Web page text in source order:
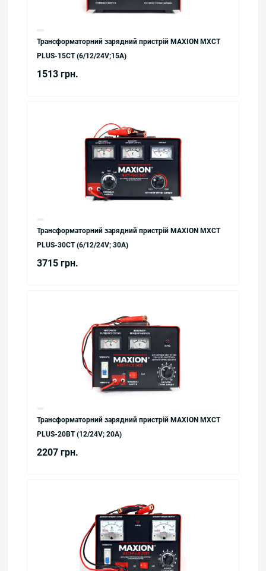
Трансформаторний зарядний пристрій MAXION MXCT
PLUS-15СT (6/12/24V;15A)
1513 грн.
Трансформаторний зарядний пристрій MAXION MXCT
PLUS-30CT (6/12/24V; 30A)
3715 грн.
Трансформаторний зарядний пристрій MAXION MXCT
PLUS-20ВТ (12/24V; 20A)
2207 грн.